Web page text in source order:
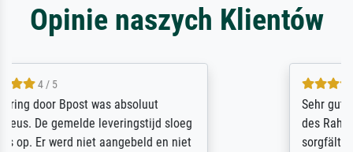
Opinie naszych Klientów
Sehr gute Qualität des Leinwanddrucks und
des Rahmens! Unser Bild wurde sehr
sorgfältig und sicher verpackt, so dass es